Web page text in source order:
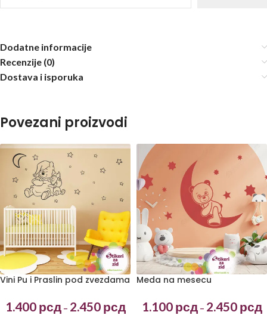
Dodatne informacije
Recenzije (0)
Dostava i isporuka
Povezani proizvodi
Vini Pu i Praslin pod zvezdama
1.400 рсд – 2.450 рсд
Meda na mesecu
1.100 рсд – 2.450 рсд